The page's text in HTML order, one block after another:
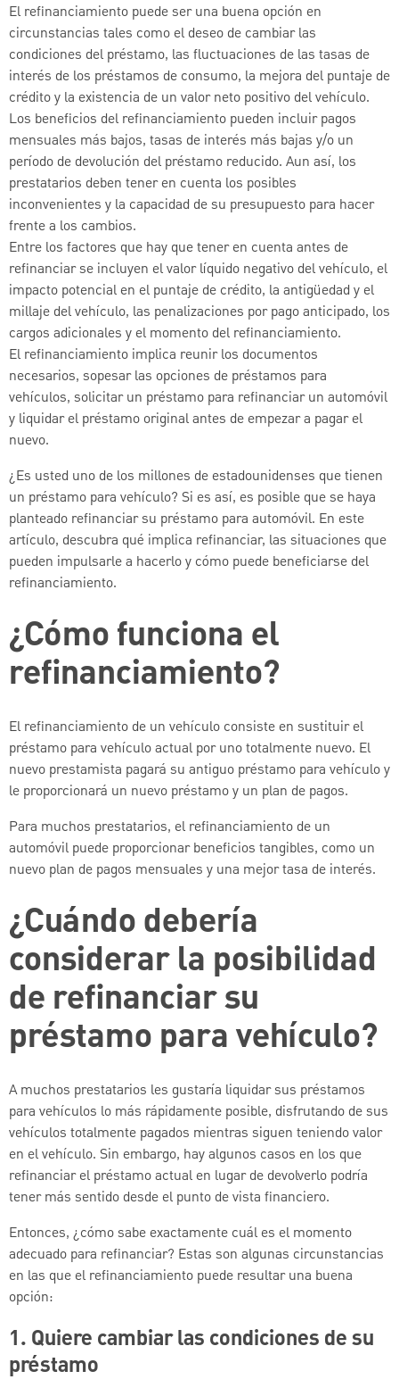
El refinanciamiento puede ser una buena opción en
circunstancias tales como el deseo de cambiar las
condiciones del préstamo, las fluctuaciones de las tasas de
interés de los préstamos de consumo, la mejora del puntaje de
crédito y la existencia de un valor neto positivo del vehículo.
Los beneficios del refinanciamiento pueden incluir pagos
mensuales más bajos, tasas de interés más bajas y/o un
período de devolución del préstamo reducido. Aun así, los
prestatarios deben tener en cuenta los posibles
inconvenientes y la capacidad de su presupuesto para hacer
frente a los cambios.
Entre los factores que hay que tener en cuenta antes de
refinanciar se incluyen el valor líquido negativo del vehículo, el
impacto potencial en el puntaje de crédito, la antigüedad y el
millaje del vehículo, las penalizaciones por pago anticipado, los
cargos adicionales y el momento del refinanciamiento.
El refinanciamiento implica reunir los documentos
necesarios, sopesar las opciones de préstamos para
vehículos, solicitar un préstamo para refinanciar un automóvil
y liquidar el préstamo original antes de empezar a pagar el
nuevo.
¿Es usted uno de los millones de estadounidenses que tienen
un préstamo para vehículo? Si es así, es posible que se haya
planteado refinanciar su préstamo para automóvil. En este
artículo, descubra qué implica refinanciar, las situaciones que
pueden impulsarle a hacerlo y cómo puede beneficiarse del
refinanciamiento.
¿Cómo funciona el
refinanciamiento?
El refinanciamiento de un vehículo consiste en sustituir el
préstamo para vehículo actual por uno totalmente nuevo. El
nuevo prestamista pagará su antiguo préstamo para vehículo y
le proporcionará un nuevo préstamo y un plan de pagos.
Para muchos prestatarios, el refinanciamiento de un
automóvil puede proporcionar beneficios tangibles, como un
nuevo plan de pagos mensuales y una mejor tasa de interés.
¿Cuándo debería
considerar la posibilidad
de refinanciar su
préstamo para vehículo?
A muchos prestatarios les gustaría liquidar sus préstamos
para vehículos lo más rápidamente posible, disfrutando de sus
vehículos totalmente pagados mientras siguen teniendo valor
en el vehículo. Sin embargo, hay algunos casos en los que
refinanciar el préstamo actual en lugar de devolverlo podría
tener más sentido desde el punto de vista financiero.
Entonces, ¿cómo sabe exactamente cuál es el momento
adecuado para refinanciar? Estas son algunas circunstancias
en las que el refinanciamiento puede resultar una buena
opción:
1. Quiere cambiar las condiciones de su
préstamo